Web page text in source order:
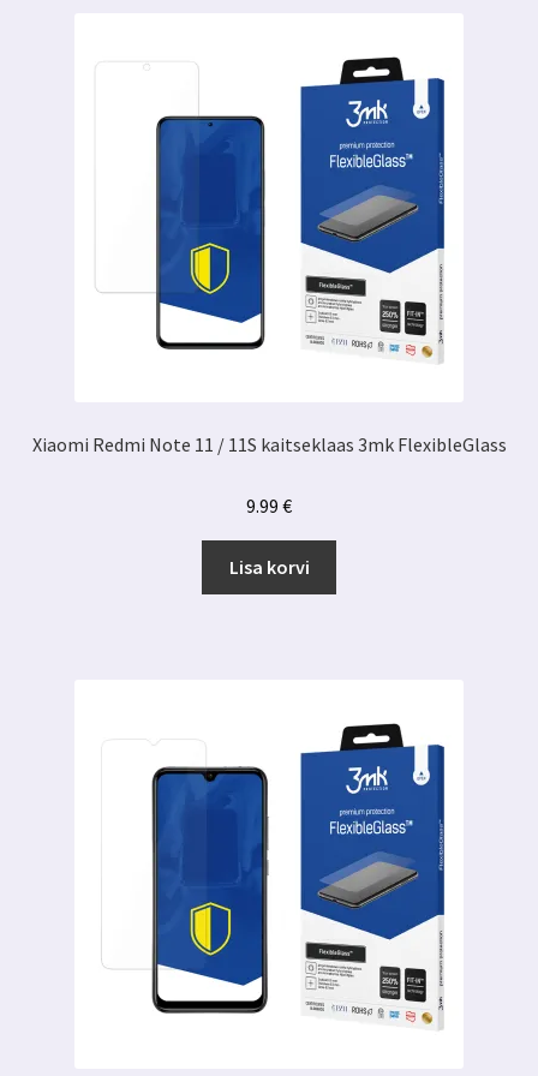
Xiaomi Redmi Note 11 / 11S kaitseklaas 3mk FlexibleGlass
9.99 €
Lisa korvi